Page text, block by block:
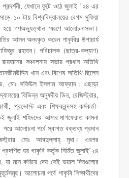
যেখানে ফুটে ওঠে জুলাই ’২৪ এর
১০ টায় বিশ্ববিদ্যালয়ের বেগম সুফিয়া
হয়ে গণঅভ্যুত্থান স্মরণে আলোচনাসভা।
আসন অলংকৃত করেন গাকৃবির উপাচার্য
রহমান। পরিচালক (ছাত্র-কল্যাণ)
সঞ্চালনায় সভায় প্রধান অতিথি
খান এবং বিশেষ অতিথি ছিলেন
ড. মোঃ সফিউল ইসলাম আফ্রাদ। এছাড়া
বিভিন্ন অনুষদীয় ডিন, রেজিস্ট্রার,
প্রভোস্ট এবং শিক্ষকবৃন্দসহ কর্মকর্তা-
জুলাই শহিদদের আত্মার মাগফেরাত কামনা
পরে আলোচনা পর্বে স্বাগত বক্তব্য প্রদান
মোঃ আবদুল্লাহ্ মৃধা। এরপর
হয় গাকৃবি কর্তৃক নির্মিত জুলাই’২৪
যা মনে করিয়ে দেয় সেই ভয়াল দিনগুলোর
আলোচনা পর্বে গাকৃবি শিক্ষার্থীদের